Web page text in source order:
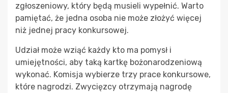
zgłoszeniowy, który będą musieli wypełnić. Warto
pamiętać, że jedna osoba nie może złożyć więcej
niż jednej pracy konkursowej.
Udział może wziąć każdy kto ma pomysł i
umiejętności, aby taką kartkę bożonarodzeniową
wykonać. Komisja wybierze trzy prace konkursowe,
które nagrodzi. Zwycięzcy otrzymają nagrodę